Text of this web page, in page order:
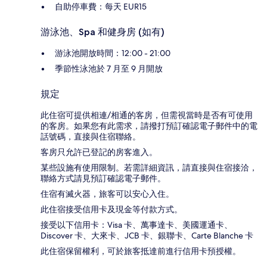
自助停車費：每天 EUR15
游泳池、Spa 和健身房 (如有)
游泳池開放時間：12:00 - 21:00
季節性泳池於 7 月至 9 月開放
規定
此住宿可提供相連/相通的客房，但需視當時是否有可使用
的客房。如果您有此需求，請撥打預訂確認電子郵件中的電
話號碼，直接與住宿聯絡。
客房只允許已登記的房客進入。
某些設施有使用限制。若需詳細資訊，請直接與住宿接洽，
聯絡方式請見預訂確認電子郵件。
住宿有滅火器，旅客可以安心入住。
此住宿接受信用卡及現金等付款方式。
接受以下信用卡：Visa 卡、萬事達卡、美國運通卡、
Discover 卡、大來卡、JCB 卡、銀聯卡、Carte Blanche 卡
此住宿保留權利，可於旅客抵達前進行信用卡預授權。